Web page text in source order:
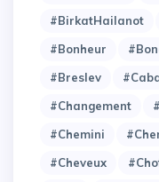
#BirkatHailanot
#Bonheur
#Breslev
#Changement
#Chemini
#Cheveux